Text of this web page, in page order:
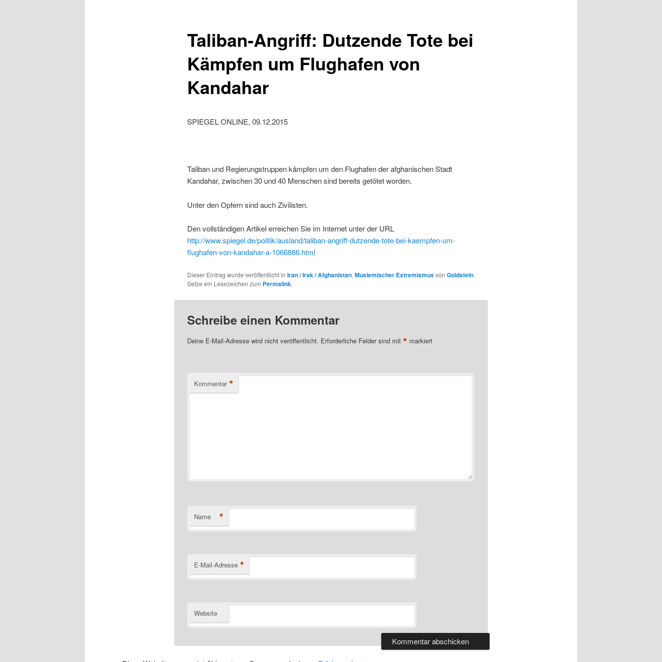
Taliban-Angriff: Dutzende Tote bei
Kämpfen um Flughafen von
Kandahar
SPIEGEL ONLINE, 09.12.2015
Taliban und Regierungstruppen kämpfen um den Flughafen der afghanischen Stadt
Kandahar, zwischen 30 und 40 Menschen sind bereits getötet worden.
Unter den Opfern sind auch Zivilisten.
Den vollständigen Artikel erreichen Sie im Internet unter der URL
http://www.spiegel.de/politik/ausland/taliban-angriff-dutzende-tote-bei-kaempfen-um-
flughafen-von-kandahar-a-1066886.html
Dieser Eintrag wurde veröffentlicht in Iran / Irak / Afghanistan, Muslemischer Extremismusvon Goldstein.
Setze ein Lesezeichen zum Permalink.
Schreibe einen Kommentar
Deine E-Mail-Adresse wird nicht veröffentlicht. Erforderliche Felder sind mit * markiert
Kommentar *
Name *
E-Mail-Adresse *
Website